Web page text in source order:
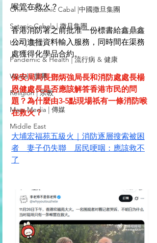
China - Satanic Cabal |中國撒旦集團
Satanic Cabals | 撒旦集團
USA | 美國
Pandemic & Health | 流行病 & 健康
World | 世界
Religion | 宗教
Mass Media | 傳媒
Middle East
喉管在救火？
香港消防署之前批准一份標書給鑫鼎鑫
公司進行資料輸入服務，同時間在渠務
處獲得化學品合約。
保安局局長鄧炳強局長和消防處處長楊
恩健處長是否應該解答香港市民的問
題？為什麼由3-5點現場祇有一條消防喉
在救火？
大埔宏福苑五級火｜消防逐層搜索被困
者　妻子仍失聯　居民哽咽：應該救不
了